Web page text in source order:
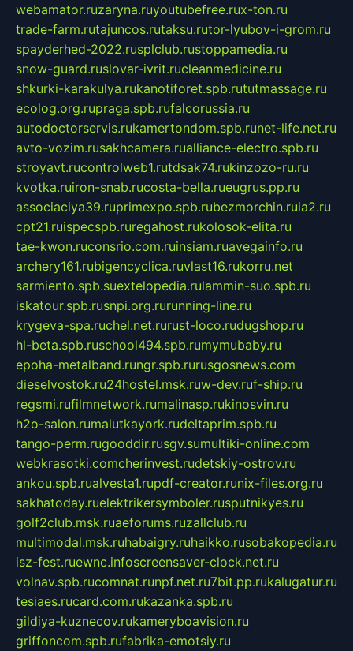
webamator.ruzaryna.ruyoutubefree.rux-ton.ru
trade-farm.rutajuncos.rutaksu.rutor-lyubov-i-grom.ru
spayderhed-2022.rusplclub.rustoppamedia.ru
snow-guard.ruslovar-ivrit.rucleanmedicine.ru
shkurki-karakulya.rukanotiforet.spb.rututmassage.ru
ecolog.org.rupraga.spb.rufalcorussia.ru
autodoctorservis.rukamertondom.spb.runet-life.net.ru
avto-vozim.rusakhcamera.rualliance-electro.spb.ru
stroyavt.rucontrolweb1.rutdsak74.rukinzozo-ru.ru
kvotka.ruiron-snab.rucosta-bella.rueugrus.pp.ru
associaciya39.ruprimexpo.spb.rubezmorchin.ruia2.ru
cpt21.ruispecspb.ruregahost.rukolosok-elita.ru
tae-kwon.ruconsrio.com.ruinsiam.ruavegainfo.ru
archery161.rubigencyclica.ruvlast16.rukorru.net
sarmiento.spb.suextelopedia.rulammin-suo.spb.ru
iskatour.spb.rusnpi.org.rurunning-line.ru
krygeva-spa.ruchel.net.rurust-loco.rudugshop.ru
hl-beta.spb.ruschool494.spb.rumymubaby.ru
epoha-metalband.rungr.spb.rurusgosnews.com
dieselvostok.ru24hostel.msk.ruw-dev.ruf-ship.ru
regsmi.rufilmnetwork.rumalinasp.rukinosvin.ru
h2o-salon.rumalutkayork.rudeltaprim.spb.ru
tango-perm.rugooddir.rusgv.sumultiki-online.com
webkrasotki.comcherinvest.rudetskiy-ostrov.ru
ankou.spb.rualvesta1.rupdf-creator.runix-files.org.ru
sakhatoday.ruelektrikersymboler.rusputnikyes.ru
golf2club.msk.ruaeforums.ruzallclub.ru
multimodal.msk.ruhabaigry.ruhaikko.rusobakopedia.ru
isz-fest.ruewnc.infoscreensaver-clock.net.ru
volnav.spb.rucomnat.runpf.net.ru7bit.pp.rukalugatur.ru
tesiaes.rucard.com.rukazanka.spb.ru
gildiya-kuznecov.rukameryboavision.ru
griffoncom.spb.rufabrika-emotsiy.ru